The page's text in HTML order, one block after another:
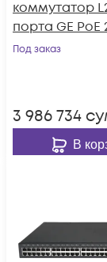
коммутатор
порта GE PoE
+ 4 GE + 2 порта
Под заказ
3 986 734
В